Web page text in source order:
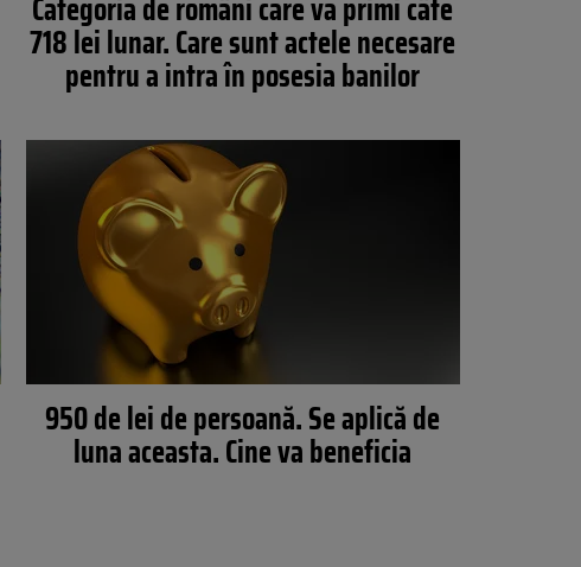
718 lei lunar. Care sunt actele necesare
pentru a intra în posesia banilor
950 de lei de persoană. Se aplică de
luna aceasta. Cine va beneficia